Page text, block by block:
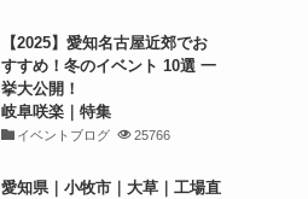
【2025】愛知名古屋近郊でお
すすめ！冬のイベント 10選 一
挙大公開！
岐阜咲楽｜特集
イベントブログ 25766
愛知県｜小牧市｜大草｜工場直